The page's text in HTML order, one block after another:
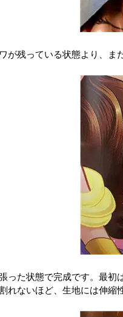
が残っている状態より、ま
った状態で完成です。最初
れないほど、生地には伸縮